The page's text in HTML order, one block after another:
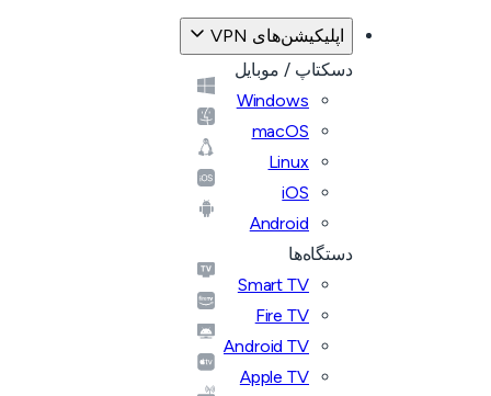
اپلیکیشن‌های VPN
دسکتاپ / موبایل
Windows
macOS
Linux
iOS
Android
دستگاه‌ها
Smart TV
Fire TV
Android TV
Apple TV